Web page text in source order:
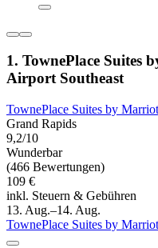
1. TownePlace Suites
Airport Southeast
TownePlace Suites by
Grand Rapids
9,2/10
Wunderbar
(466 Bewertungen)
109 €
inkl. Steuern & Gebühren
13. Aug.–14. Aug.
TownePlace Suites by